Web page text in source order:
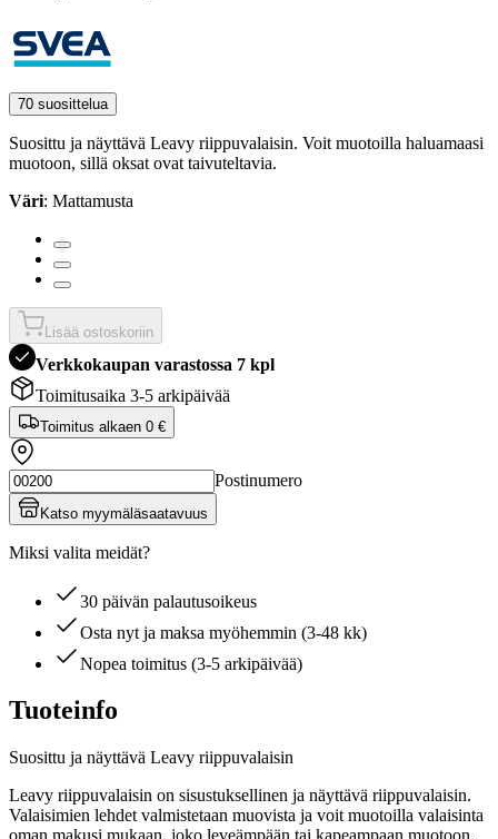
70 suosittelua
Suosittu ja näyttävä Leavy riippuvalaisin. Voit muotoilla haluamaasi
muotoon, sillä oksat ovat taivuteltavia.
Väri: Mattamusta
Lisää ostoskoriin
Verkkokaupan varastossa 7 kpl
Toimitusaika 3-5 arkipäivää
Toimitus alkaen 0 €
Postinumero
Katso myymäläsaatavuus
Miksi valita meidät?
30 päivän palautusoikeus
Osta nyt ja maksa myöhemmin (3-48 kk)
Nopea toimitus (3-5 arkipäivää)
Tuoteinfo
Suosittu ja näyttävä Leavy riippuvalaisin
Leavy riippuvalaisin on sisustuksellinen ja näyttävä riippuvalaisin.
Valaisimien lehdet valmistetaan muovista ja voit muotoilla valaisinta